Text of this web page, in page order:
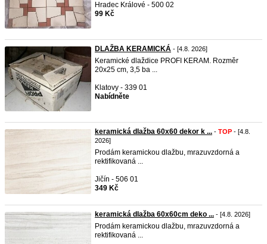
Hradec Králové - 500 02
99 Kč
DLAŽBA KERAMICKÁ - [4.8. 2026]
Keramické dlaždice PROFI KERAM. Rozměr
20x25 cm, 3,5 ba ...
Klatovy - 339 01
Nabídněte
keramická dlažba 60x60 dekor k ... - TOP - [4.8.
2026]
Prodám keramickou dlažbu, mrazuvzdorná a
rektifikovaná ...
Jičín - 506 01
349 Kč
keramická dlažba 60x60cm deko ... - [4.8. 2026]
Prodám keramickou dlažbu, mrazuvzdorná a
rektifikovaná ...